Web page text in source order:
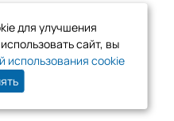
д. 8
для улучшения
сайт, вы
использования cookie